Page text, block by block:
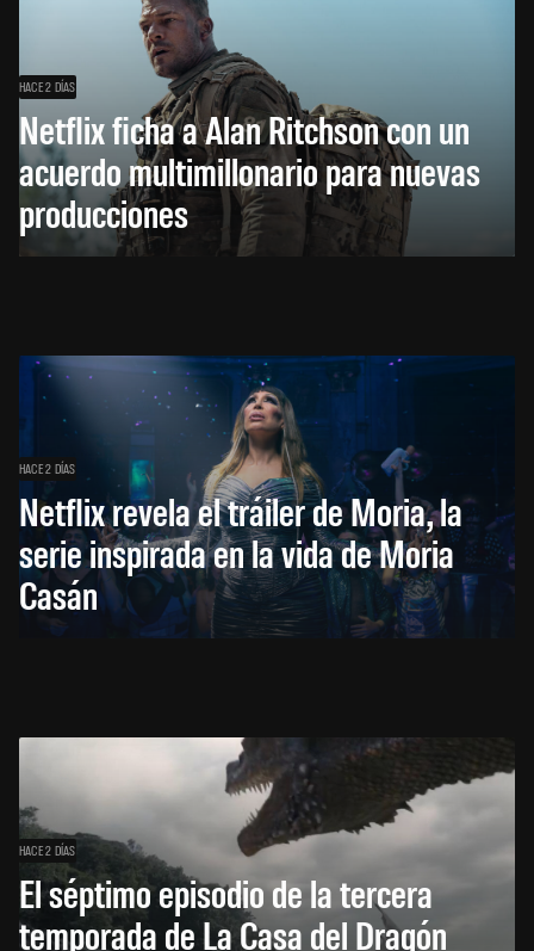
HACE 2 DÍAS
Netflix ficha a Alan Ritchson con un
acuerdo multimillonario para nuevas
producciones
HACE 2 DÍAS
Netflix revela el tráiler de Moria, la
serie inspirada en la vida de Moria
Casán
HACE 2 DÍAS
El séptimo episodio de la tercera
temporada de La Casa del Dragón